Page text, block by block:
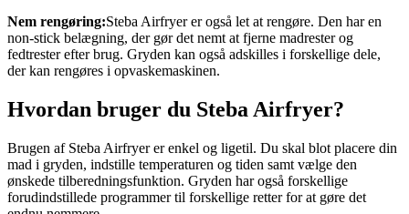
Nem rengøring:Steba Airfryer er også let at rengøre. Den har en
non-stick belægning, der gør det nemt at fjerne madrester og
fedtrester efter brug. Gryden kan også adskilles i forskellige dele,
der kan rengøres i opvaskemaskinen.
Hvordan bruger du Steba Airfryer?
Brugen af Steba Airfryer er enkel og ligetil. Du skal blot placere din
mad i gryden, indstille temperaturen og tiden samt vælge den
ønskede tilberedningsfunktion. Gryden har også forskellige
forudindstillede programmer til forskellige retter for at gøre det